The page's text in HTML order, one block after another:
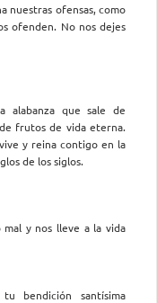
nuestras ofensas, como
ofenden. No nos dejes
alabanza que sale de
frutos de vida eterna.
y reina contigo en la
de los siglos.
y nos lleve a la vida
bendición santísima